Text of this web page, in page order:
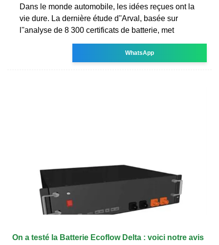
Dans le monde automobile, les idées reçues ont la
vie dure. La dernière étude d''Arval, basée sur
l''analyse de 8 300 certificats de batterie, met
WhatsApp
On a testé la Batterie Ecoflow Delta : voici notre avis